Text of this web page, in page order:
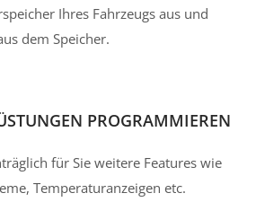
Ihres Fahrzeugs aus und
dem Speicher.
PROGRAMMIEREN
für Sie weitere Features wie
Temperaturanzeigen etc.